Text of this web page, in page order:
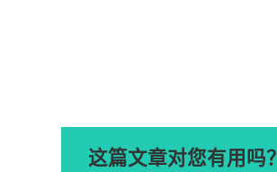
这篇文章对您有用吗？